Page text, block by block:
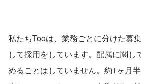
私たちTooは、業務ごとに分けた募
して採用をしています。配属に関し
めることはしていません。約1ヶ月